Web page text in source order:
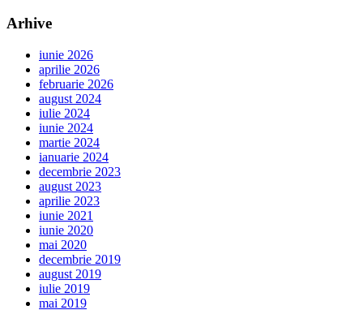
Arhive
iunie 2026
aprilie 2026
februarie 2026
august 2024
iulie 2024
iunie 2024
martie 2024
ianuarie 2024
decembrie 2023
august 2023
aprilie 2023
iunie 2021
iunie 2020
mai 2020
decembrie 2019
august 2019
iulie 2019
mai 2019